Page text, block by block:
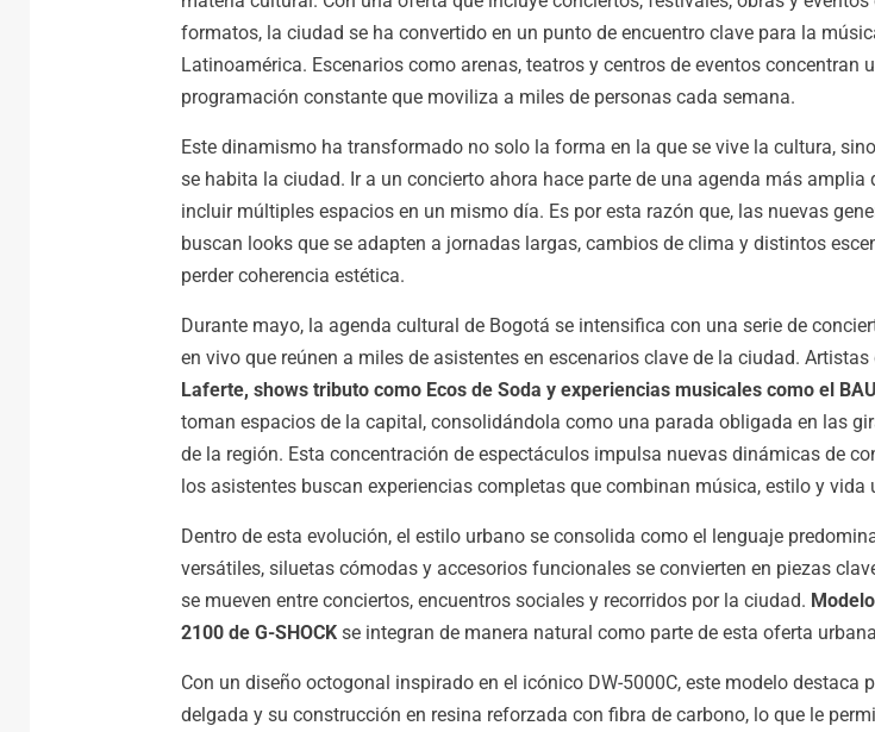
formatos, la ciudad se ha convertido en un punto de encuentro clave para la
Latinoamérica. Escenarios como arenas, teatros y centros de eventos concentran
programación constante que moviliza a miles de personas cada semana.
Este dinamismo ha transformado no solo la forma en la que se vive la cultura,
se habita la ciudad. Ir a un concierto ahora hace parte de una agenda más amplia
incluir múltiples espacios en un mismo día. Es por esta razón que, las nuevas
buscan looks que se adapten a jornadas largas, cambios de clima y distintos
perder coherencia estética.
Durante mayo, la agenda cultural de Bogotá se intensifica con una serie de
en vivo que reúnen a miles de asistentes en escenarios clave de la ciudad.
Laferte, shows tributo como Ecos de Soda y experiencias musicales como el
toman espacios de la capital, consolidándola como una parada obligada en las
de la región. Esta concentración de espectáculos impulsa nuevas dinámicas de
los asistentes buscan experiencias completas que combinan música, estilo y vida
Dentro de esta evolución, el estilo urbano se consolida como el lenguaje
versátiles, siluetas cómodas y accesorios funcionales se convierten en piezas
se mueven entre conciertos, encuentros sociales y recorridos por la ciudad.
2100 de G-SHOCKse integran de manera natural como parte de esta oferta
Con un diseño octogonal inspirado en el icónico DW-5000C, este modelo destaca
delgada y su construcción en resina reforzada con fibra de carbono, lo que le